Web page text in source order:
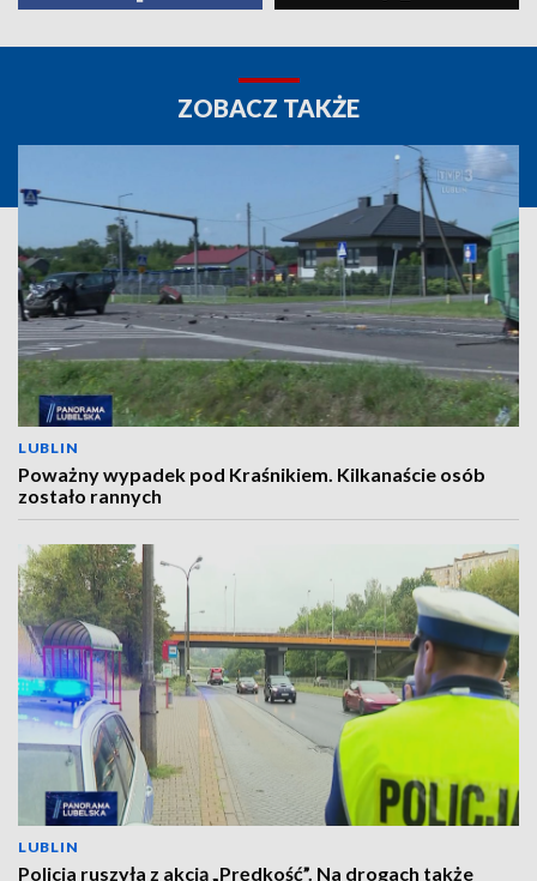
ZOBACZ TAKŻE
LUBLIN
Poważny wypadek pod Kraśnikiem. Kilkanaście osób
zostało rannych
LUBLIN
Policja ruszyła z akcją „Prędkość”. Na drogach także